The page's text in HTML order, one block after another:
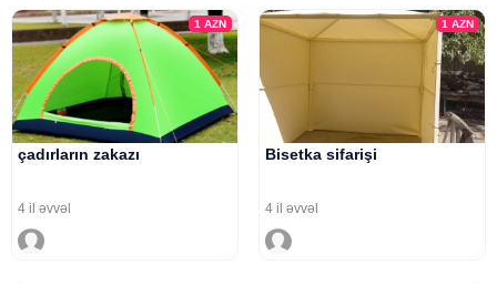
1AZN
çadırların zakazı
4 il əvvəl
1 AZN
Bisetka sifarişi
4 il əvvəl